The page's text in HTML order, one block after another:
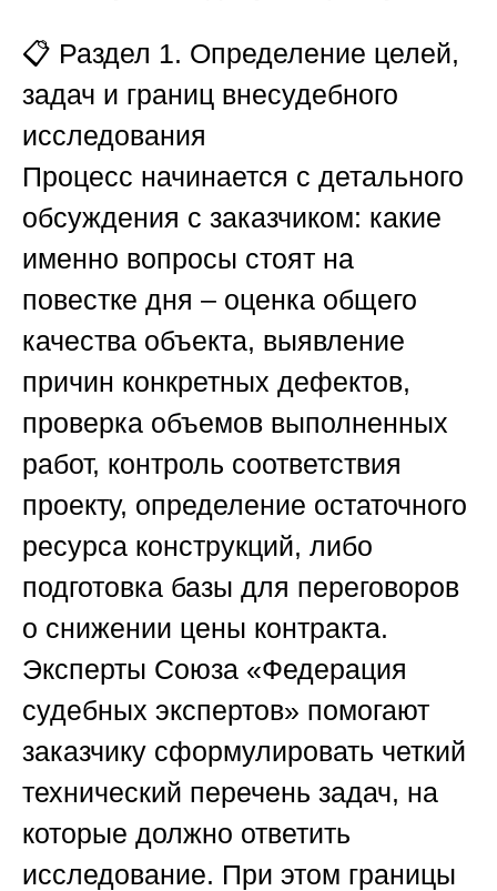
📋 Раздел 1. Определение целей,
задач и границ внесудебного
исследования
Процесс начинается с детального
обсуждения с заказчиком: какие
именно вопросы стоят на
повестке дня – оценка общего
качества объекта, выявление
причин конкретных дефектов,
проверка объемов выполненных
работ, контроль соответствия
проекту, определение остаточного
ресурса конструкций, либо
подготовка базы для переговоров
о снижении цены контракта.
Эксперты Союза «Федерация
судебных экспертов» помогают
заказчику сформулировать четкий
технический перечень задач, на
которые должно ответить
исследование. При этом границы